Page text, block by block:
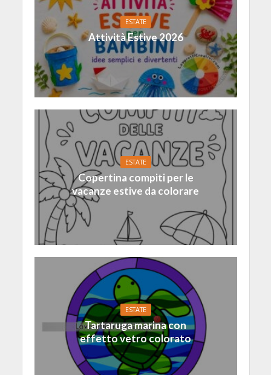
ESTATE
Attività Estive 2026
ESTATE
Copertina compiti per le
vacanze estive da colorare
ESTATE
Tartaruga marina con
effetto vetro colorato